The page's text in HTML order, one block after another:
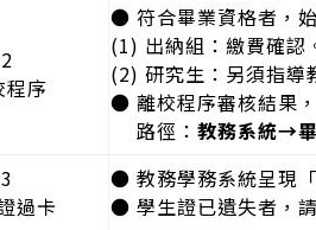
2
程序
● 符合畢業資格者，
(1) 出納組：繳費確認
(2) 研究生：另須指導
● 離校程序審核結果
路徑：教務系統→
3
過卡
● 教務學務系統呈現
● 學生證已遺失者，